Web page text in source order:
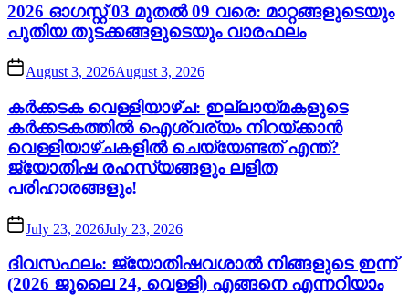
2026 ഓഗസ്റ്റ് 03 മുതൽ 09 വരെ: മാറ്റങ്ങളുടെയും
പുതിയ തുടക്കങ്ങളുടെയും വാരഫലം
August 3, 2026August 3, 2026
കർക്കടക വെള്ളിയാഴ്ച: ഇല്ലായ്മകളുടെ
കർക്കടകത്തിൽ ഐശ്വര്യം നിറയ്ക്കാൻ
വെള്ളിയാഴ്ചകളിൽ ചെയ്യേണ്ടത് എന്ത്?
ജ്യോതിഷ രഹസ്യങ്ങളും ലളിത
പരിഹാരങ്ങളും!
July 23, 2026July 23, 2026
ദിവസഫലം: ജ്യോതിഷവശാൽ നിങ്ങളുടെ ഇന്ന്‌
(2026 ജൂലൈ 24, വെള്ളി) എങ്ങനെ എന്നറിയാം